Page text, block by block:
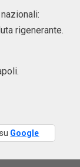
rigenerante.
Google